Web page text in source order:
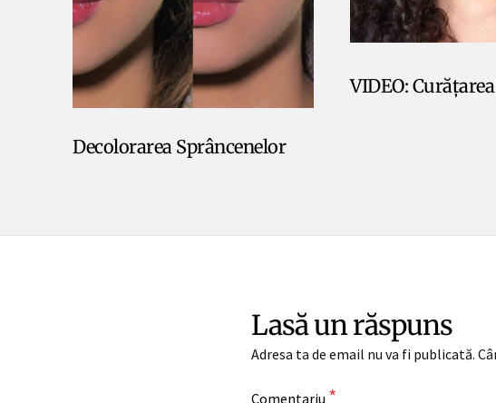
Decolorarea Sprâncenelor
VIDEO:
Lasă un răspuns
Adresa ta de email nu va fi publicată.
Comentariu *